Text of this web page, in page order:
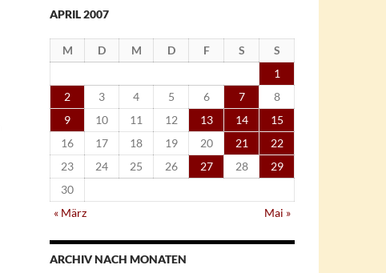
APRIL 2007
M D M D F S
S
1
2
3 4 5 6 7
8
9
10 11 12 13 14
15
16
17 18 19 20 21
22
23
24 25 26 27 28
29
30
« März
Mai »
ARCHIV NACH MONATEN